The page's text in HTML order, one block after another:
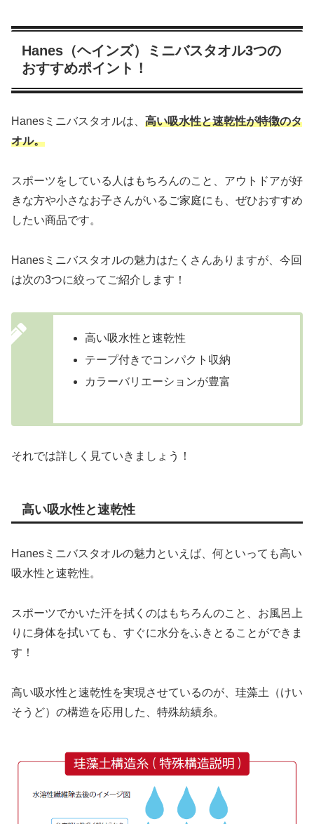
Hanes（ヘインズ）ミニバスタオル3つの
おすすめポイント！
Hanesミニバスタオルは、 高い吸水性と速乾性が特徴のタ
オル。
スポーツをしている人はもちろんのこと、アウトドアが好
きな方や小さなお子さんがいるご家庭にも、ぜひおすすめ
したい商品です。
Hanesミニバスタオルの魅力はたくさんありますが、今回
は次の3つに絞ってご紹介します！
高い吸水性と速乾性
テープ付きでコンパクト収納
カラーバリエーションが豊富
それでは詳しく見ていきましょう！
高い吸水性と速乾性
Hanesミニバスタオルの魅力といえば、何といっても高い
吸水性と速乾性。
スポーツでかいた汗を拭くのはもちろんのこと、お風呂上
りに身体を拭いても、すぐに水分をふきとることができま
す！
高い吸水性と速乾性を実現させているのが、珪藻土（けい
そうど）の構造を応用した、特殊紡績糸。